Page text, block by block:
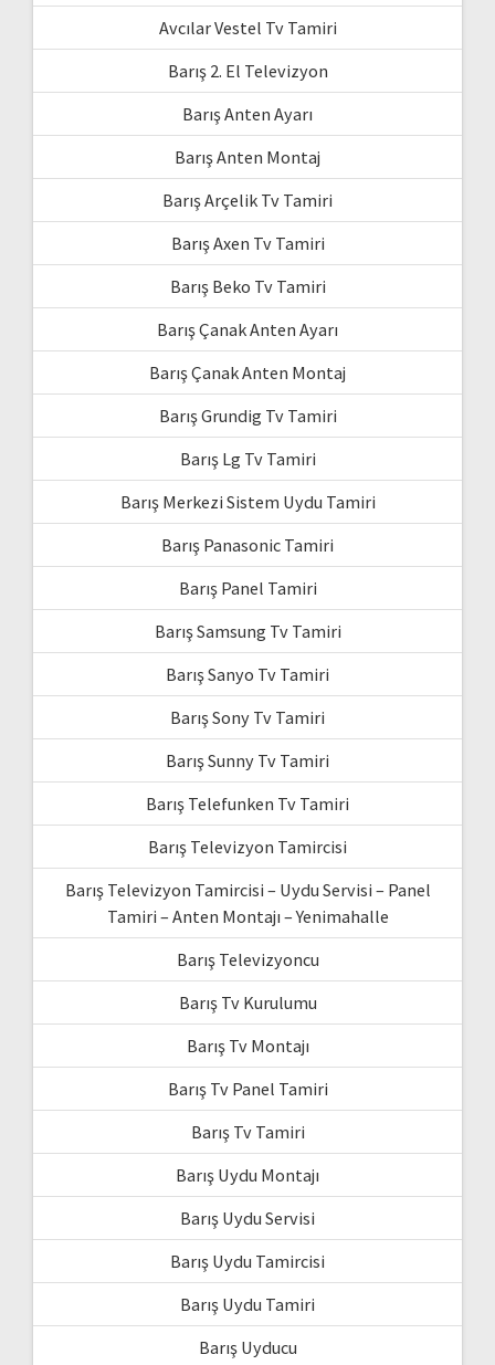
Avcılar Vestel Tv Tamiri
Barış 2. El Televizyon
Barış Anten Ayarı
Barış Anten Montaj
Barış Arçelik Tv Tamiri
Barış Axen Tv Tamiri
Barış Beko Tv Tamiri
Barış Çanak Anten Ayarı
Barış Çanak Anten Montaj
Barış Grundig Tv Tamiri
Barış Lg Tv Tamiri
Barış Merkezi Sistem Uydu Tamiri
Barış Panasonic Tamiri
Barış Panel Tamiri
Barış Samsung Tv Tamiri
Barış Sanyo Tv Tamiri
Barış Sony Tv Tamiri
Barış Sunny Tv Tamiri
Barış Telefunken Tv Tamiri
Barış Televizyon Tamircisi
Barış Televizyon Tamircisi – Uydu Servisi – Panel
Tamiri – Anten Montajı – Yenimahalle
Barış Televizyoncu
Barış Tv Kurulumu
Barış Tv Montajı
Barış Tv Panel Tamiri
Barış Tv Tamiri
Barış Uydu Montajı
Barış Uydu Servisi
Barış Uydu Tamircisi
Barış Uydu Tamiri
Barış Uyducu